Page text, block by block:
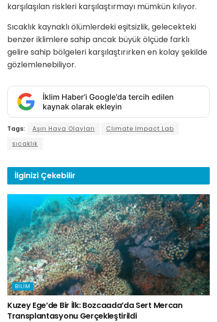
karşılaşılan riskleri karşılaştırmayı mümkün kılıyor.
Sıcaklık kaynaklı ölümlerdeki eşitsizlik, gelecekteki
benzer iklimlere sahip ancak büyük ölçüde farklı
gelire sahip bölgeleri karşılaştırırken en kolay şekilde
gözlemlenebiliyor.
İklim Haber'i Google'da tercih edilen
kaynak olarak ekleyin
Tags: Aşırı Hava Olayları
Climate Impact Lab
sıcaklık
İlginizi Çekebilir
BILIM
Kuzey Ege’de Bir İlk: Bozcaada’da Sert Mercan
Transplantasyonu Gerçekleştirildi